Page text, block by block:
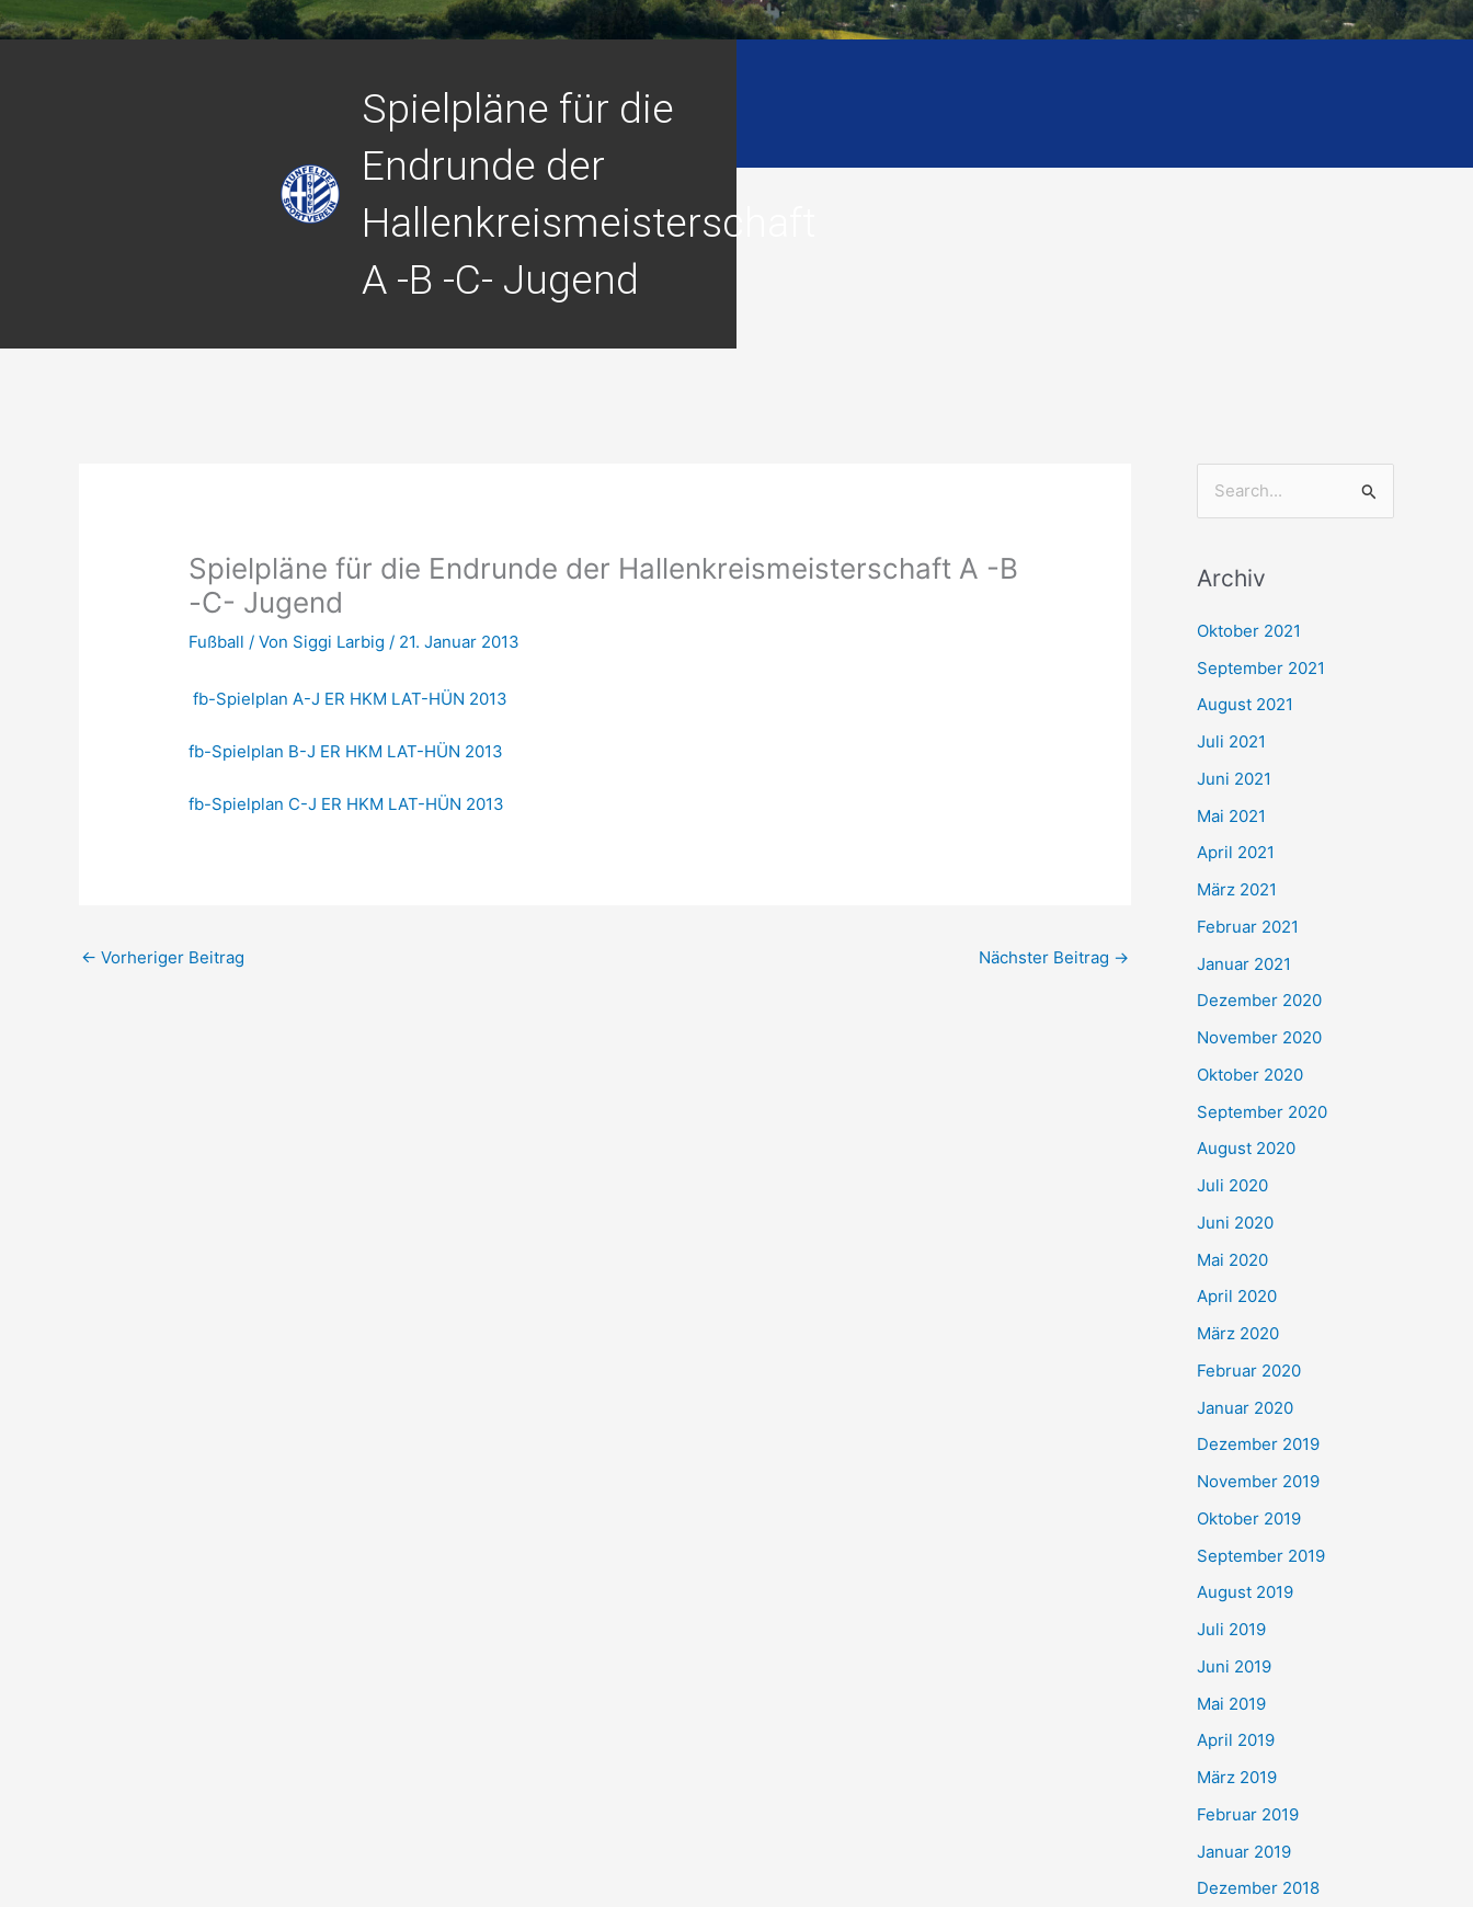
Spielpläne für die
Endrunde der
Hallenkreismeisterschaft
A -B -C- Jugend
Spielpläne für die Endrunde der Hallenkreismeisterschaft A -B
-C- Jugend
Fußball / Von Siggi Larbig/ 21. Januar 2013
fb-Spielplan A-J ER HKM LAT-HÜN 2013
fb-Spielplan B-J ER HKM LAT-HÜN 2013
fb-Spielplan C-J ER HKM LAT-HÜN 2013
← Vorheriger Beitrag Nächster Beitrag →
h
e
n
h
:
Archiv
Oktober 2021
September 2021
August 2021
Juli 2021
Juni 2021
Mai 2021
April 2021
März 2021
Februar 2021
Januar 2021
Dezember 2020
November 2020
Oktober 2020
September 2020
August 2020
Juli 2020
Juni 2020
Mai 2020
April 2020
März 2020
Februar 2020
Januar 2020
Dezember 2019
November 2019
Oktober 2019
September 2019
August 2019
Juli 2019
Juni 2019
Mai 2019
April 2019
März 2019
Februar 2019
Januar 2019
Dezember 2018